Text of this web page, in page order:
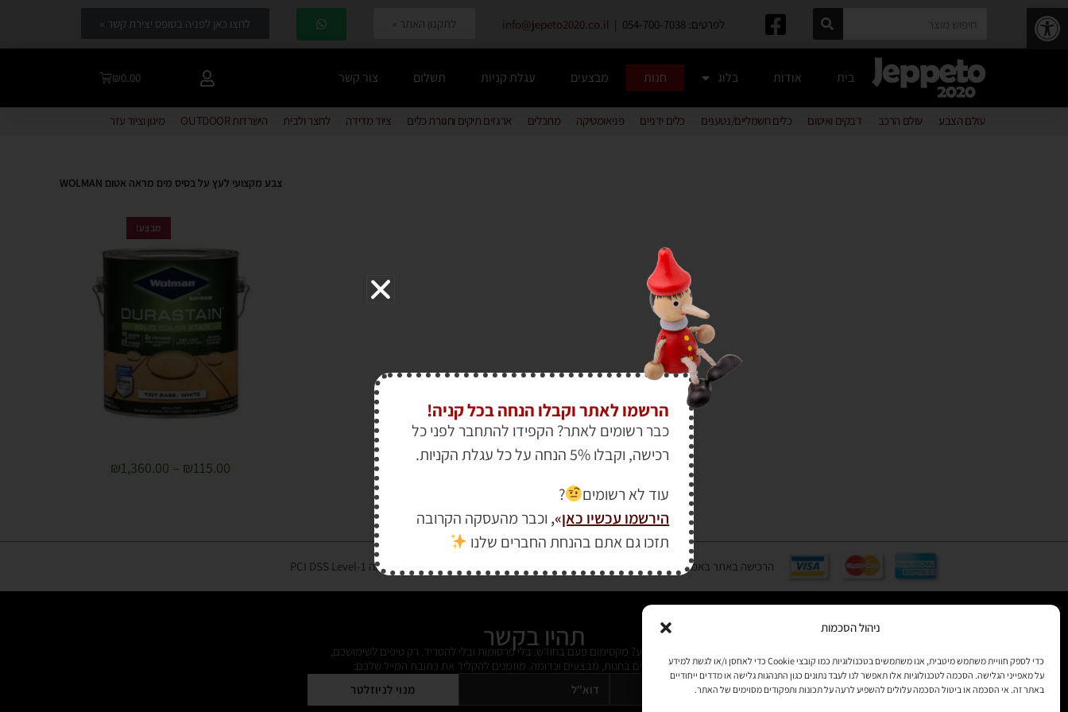
פתח סרגל נגישות
ניהול הסכמות
כדי לספק חוויית משתמש מיטבית, אנו משתמשים בטכנולוגיות כמו קובצי Cookie כדי לאחסן ו/או לגשת למידע
על מאפייני הגלישה. הסכמה לטכנולוגיות אלו תאפשר לנו לעבד נתונים כגון התנהגות גלישה או מדדים ייחודיים
באתר זה. אי הסכמה או ביטול הסכמה עלולים להשפיע לרעה על תכונות ותפקודים מסוימים של האתר.
לפרטים: 054-700-7038 | info@jepeto2020.co.il לתקנון האתר » לחצו כאן לפניה בטופס יצירת קשר »
בית אודות בלוג חנות מבצעים עגלת קניות תשלום צור קשר ₪0.00
עולם הצבע עולם הרכב דבקים ואיטום כלים חשמליים/נטענים כלים ידניים פניאומטיקה מתכלים ארגזים תיקים וחגורת כלים ציוד מדידה לחצר ולבית הישרדות OUTDOOR מיגון וציוד עזר
צבע מקצועי לעץ על בסיס מים מראה אטום WOLMAN
מבצע!
₪115.00
–
₪1,360.00
הרכישה באתר באמצעות כרטיס אשראי מאובטחת במפתח הצפנה EV SSL והעומד בתקן אבטחה PCI DSS Level-1
תהיו בקשר
רוצים לקבל מידי פעם מידע? מקסימום פעם בחודש. בלי פרסומות ובלי להטריד. רק טיפים לשימושכם,
מידע על דברים חדשים בחנות, מבצעים וכדומה. מוזמנים להקליד את כתובת המייל שלכם:
מנוי לניוזלטר
הרשמו לאתר וקבלו הנחה בכל קניה!
כבר רשומים לאתר? הקפידו להתחבר לפני כל
רכישה, וקבלו 5% הנחה על כל עגלת הקניות.
עוד לא רשומים
?
הירשמו עכשיו כאן»
, וכבר מהעסקה הקרובה
תזכו גם אתם בהנחת החברים שלנו